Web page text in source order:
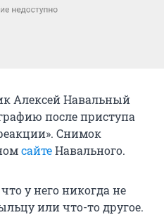
Алексей Навальный
после приступа
Снимок
сайтеНавального.
у него никогда не
или что-то другое.